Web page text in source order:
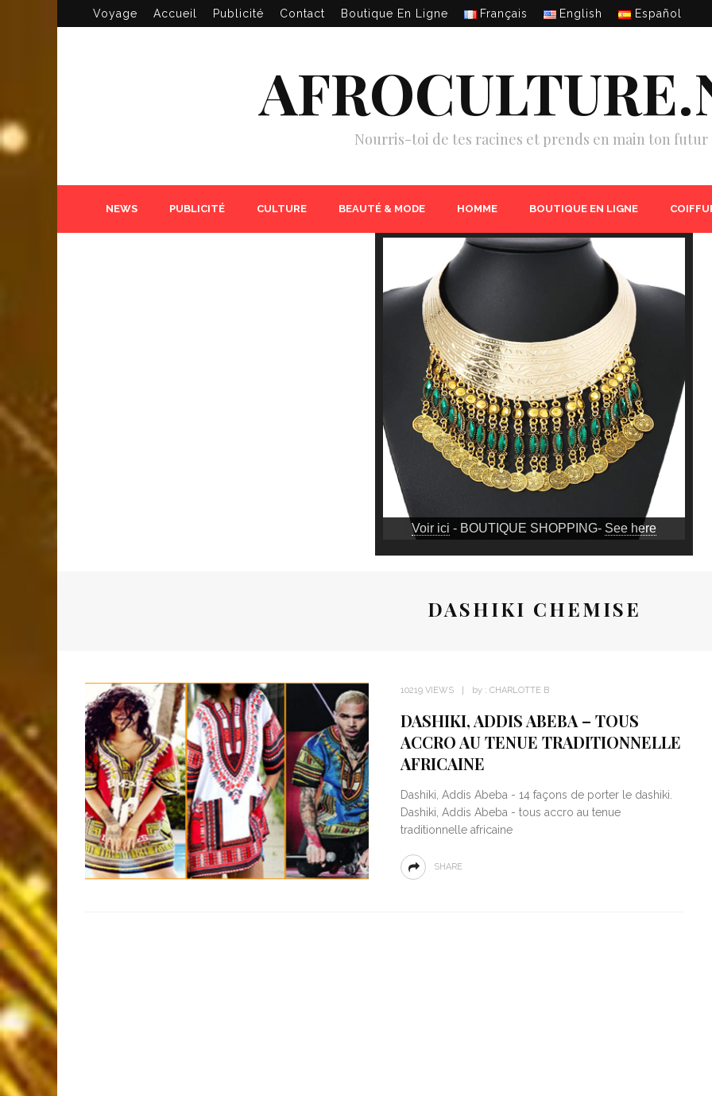
Voyage Accueil Publicité Contact Boutique En Ligne Français English Español
Nourris-toi de tes racines et prends en main ton futur
NEWS PUBLICITÉ CULTURE BEAUTÉ & MODE HOMME BOUTIQUE EN LIGNE
Voir ici - BOUTIQUE SHOPPING- See here
DASHIKI CHEMISE
10219 VIEWS by : CHARLOTTE B
DASHIKI, ADDIS ABEBA – TOUS
ACCRO AU TENUE TRADITIONNELLE
AFRICAINE
Dashiki, Addis Abeba - 14 façons de porter le dashiki.
Dashiki, Addis Abeba - tous accro au tenue
traditionnelle africaine
SHARE